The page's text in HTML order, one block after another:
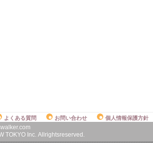
よくある質問 お問い合わせ 個人情報保護方針
TOKYO Inc. Allrightsreserved.